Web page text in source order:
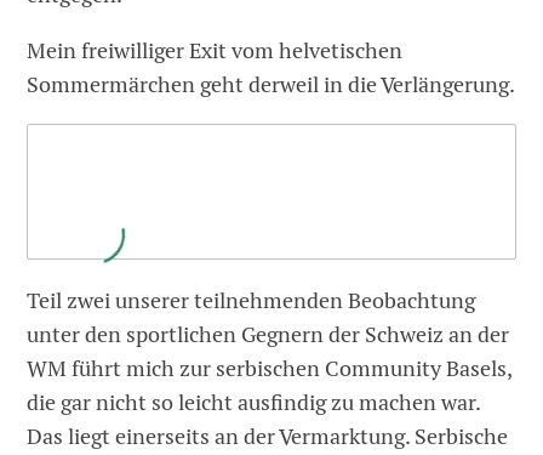
Mein freiwilliger Exit vom helvetischen
Sommermärchen geht derweil in die Verlängerung.
Teil zwei unserer teilnehmenden Beobachtung
unter den sportlichen Gegnern der Schweiz an der
WM führt mich zur serbischen Community Basels,
die gar nicht so leicht ausfindig zu machen war.
Das liegt einerseits an der Vermarktung. Serbische